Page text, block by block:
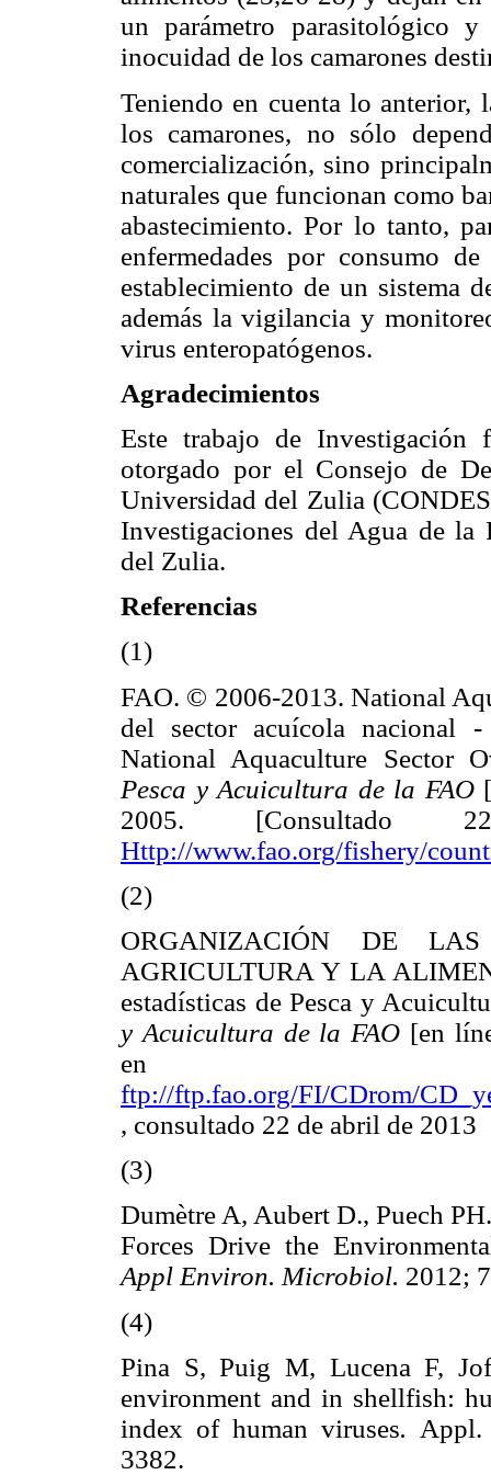
un parámetro parasitológico
inocuidad de los camarones
Teniendo en cuenta lo anterior,
los camarones, no sólo
comercialización, sino
naturales que funcionan como
abastecimiento. Por lo tanto,
enfermedades por consumo
establecimiento de un sistema
además la vigilancia y
virus enteropatógenos.
Agradecimientos
Este trabajo de Investigación
otorgado por el Consejo de
Universidad del Zulia
Investigaciones del Agua de la
del Zulia.
Referencias
(1)
FAO. © 2006-2013. National
del sector acuícola nacional -
National Aquaculture Sector
Pesca y Acuicultura de la FAO
2005.
Http://www.fao.org/fishery/
(2)
ORGANIZACIÓN DE
AGRICULTURA Y LA
estadísticas de Pesca y
y Acuicultura de la FAO [en
en
ftp://ftp.fao.org/FI/CDrom/
, consultado 22 de abril de 2013
(3)
Dumètre A, Aubert D., Puech
Forces Drive the
Appl Environ. Microbiol. 2012;
(4)
Pina S, Puig M, Lucena F,
environment and in shellfish:
index of human viruses.
3382.